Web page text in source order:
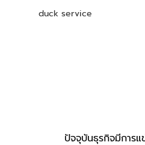
duck service